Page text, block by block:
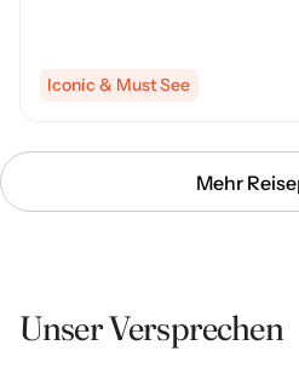
Iconic & Must See
Mehr
Unser Versprechen